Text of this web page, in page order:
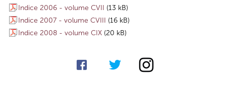
Indice 2006 - volume CVII (13 kB)
Indice 2007 - volume CVIII (16 kB)
Indice 2008 - volume CIX (20 kB)